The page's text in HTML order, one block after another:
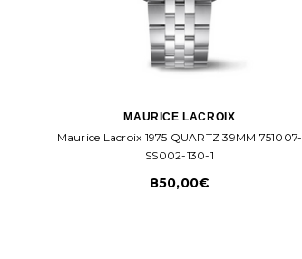
MAURICE LACROIX
Maurice Lacroix 1975 QUARTZ 39MM 751007-
SS002-130-1
850,00€